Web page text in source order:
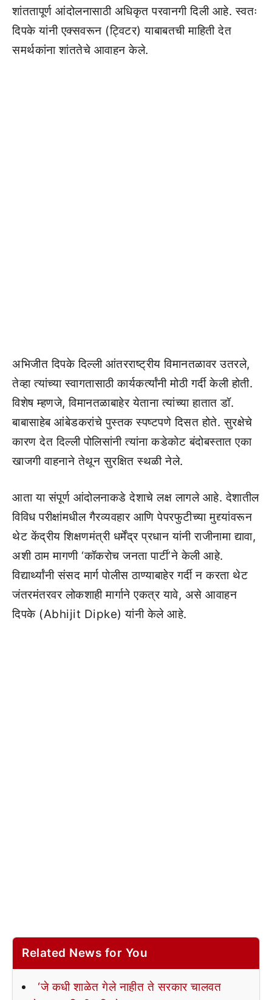
शांततापूर्ण आंदोलनासाठी अधिकृत परवानगी दिली आहे. स्वतः
दिपके यांनी एक्सवरून (ट्विटर) याबाबतची माहिती देत
समर्थकांना शांततेचे आवाहन केले.
अभिजीत दिपके दिल्ली आंतरराष्ट्रीय विमानतळावर उतरले,
तेव्हा त्यांच्या स्वागतासाठी कार्यकर्त्यांनी मोठी गर्दी केली होती.
विशेष म्हणजे, विमानतळाबाहेर येताना त्यांच्या हातात डॉ.
बाबासाहेब आंबेडकरांचे पुस्तक स्पष्टपणे दिसत होते. सुरक्षेचे
कारण देत दिल्ली पोलिसांनी त्यांना कडेकोट बंदोबस्तात एका
खाजगी वाहनाने तेथून सुरक्षित स्थळी नेले.
आता या संपूर्ण आंदोलनाकडे देशाचे लक्ष लागले आहे. देशातील
विविध परीक्षांमधील गैरव्यवहार आणि पेपरफुटीच्या मुद्द्यांवरून
थेट केंद्रीय शिक्षणमंत्री धर्मेंद्र प्रधान यांनी राजीनामा द्यावा,
अशी ठाम मागणी ‘कॉकरोच जनता पार्टी’ने केली आहे.
विद्यार्थ्यांनी संसद मार्ग पोलीस ठाण्याबाहेर गर्दी न करता थेट
जंतरमंतरवर लोकशाही मार्गाने एकत्र यावे, असे आवाहन
दिपके (Abhijit Dipke) यांनी केले आहे.
Related News for You
‘जे कधी शाळेत गेले नाहीत ते सरकार चालवत